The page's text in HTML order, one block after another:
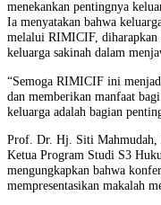
menekankan pentingnya
Ia menyatakan bahwa
melalui RIMICIF, diharapkan
keluarga sakinah dalam
“Semoga RIMICIF ini
dan memberikan manfaat
keluarga adalah bagian
Prof. Dr. Hj. Siti Mahmudah,
Ketua Program Studi S3
mengungkapkan bahwa
mempresentasikan makalah